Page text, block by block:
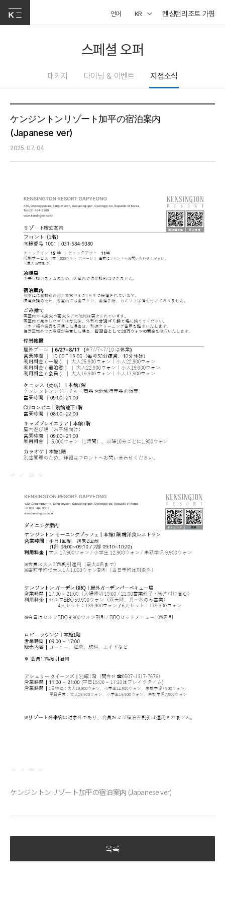
언어 KR 켄싱턴리조트 가평
스페셜 오퍼
패키지 다이닝 & 이벤트 지점소식
ケンジントンリゾート加平の宿泊案内
(Japanese ver)
2025. 07. 04
ケンジントンリゾート加平の宿泊案内 (Japanese ver)
목록